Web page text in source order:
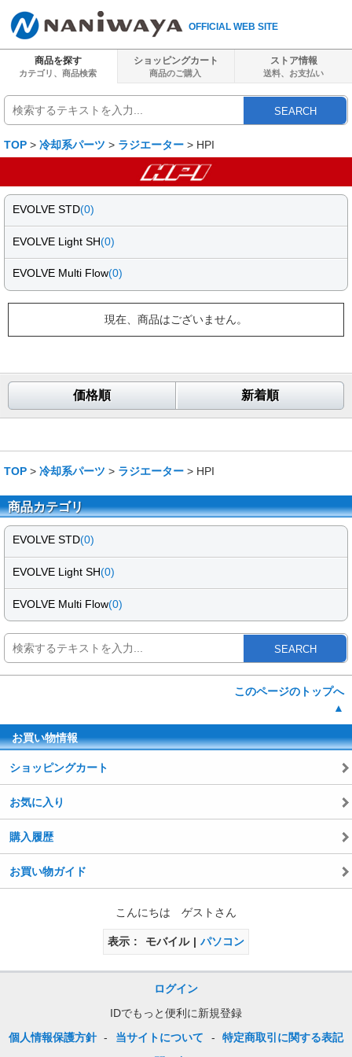
OFFICIAL WEB SITE
商品を探す
カテゴリ、商品検索
ショッピングカート
商品のご購入
ストア情報
送料、 お支払い
SEARCH
TOP > 冷却系パーツ > ラジエーター > HPI
EVOLVE STD(0)
EVOLVE Light SH(0)
EVOLVE Multi Flow(0)
現在、商品はございません。
価格順 新着順
TOP > 冷却系パーツ > ラジエーター > HPI
商品カテゴリ
EVOLVE STD(0)
EVOLVE Light SH(0)
EVOLVE Multi Flow(0)
SEARCH
このページのトップへ
▲
お買い物情報
ショッピングカート
お気に入り
購入履歴
お買い物ガイド
こんにちは ゲストさん
表示 モバイル パソコン
ログイン
IDでもっと便利に新規登録
個人情報保護方針 - 当サイトについて -
特定商取引に関する表記